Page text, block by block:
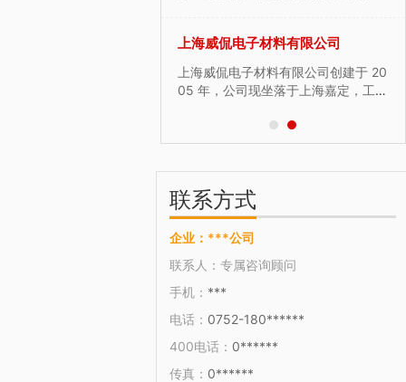
海市国家级大学科技园为平台，业内
数位专家教授为后盾，使得年新能源
产品产值达...
上海威侃电子材料有限公司
上海威侃电子材料有限公司创建于 20
05 年，公司现坐落于上海嘉定，工厂
十多年的发展和整合历程，现已发展
成为以标签打印技术及材料应用技术
联系方式
企业： ***公司
联系人： 专属咨询顾问
手机： ***
电话： 0752-180******
400电话： 0******
传真： 0******